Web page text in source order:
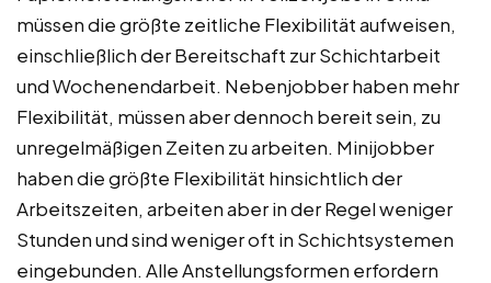
müssen die größte zeitliche Flexibilität aufweisen,
einschließlich der Bereitschaft zur Schichtarbeit
und Wochenendarbeit. Nebenjobber haben mehr
Flexibilität, müssen aber dennoch bereit sein, zu
unregelmäßigen Zeiten zu arbeiten. Minijobber
haben die größte Flexibilität hinsichtlich der
Arbeitszeiten, arbeiten aber in der Regel weniger
Stunden und sind weniger oft in Schichtsystemen
eingebunden. Alle Anstellungsformen erfordern